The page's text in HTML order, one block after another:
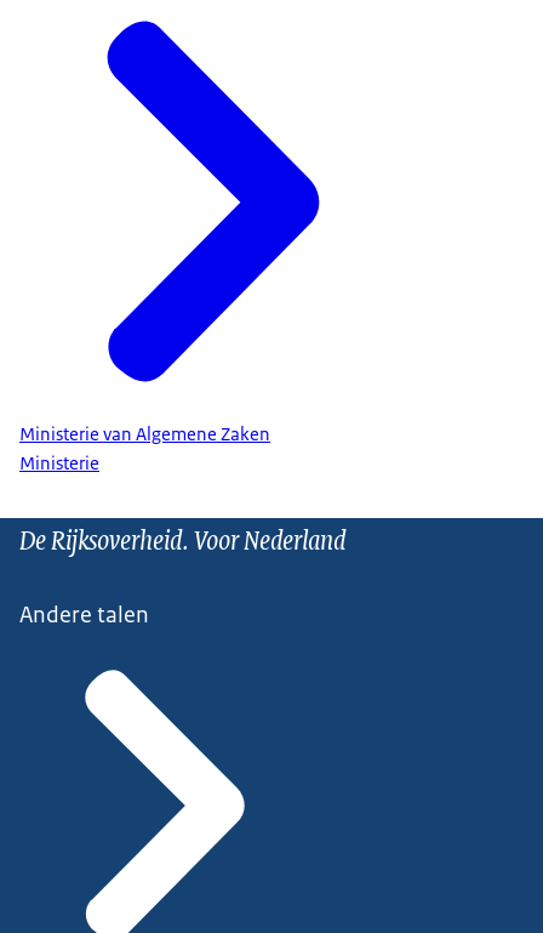
Ministerie van Algemene Zaken
Ministerie
De Rijksoverheid. Voor Nederland
Andere talen